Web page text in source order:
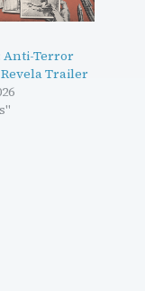
Anti-Terror
Revela Trailer